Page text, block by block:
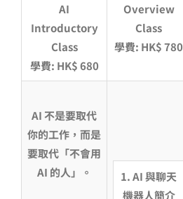
AI
Introductory
Class
學費: HK$ 680
Overview
Class
學費: HK$ 780
AI 不是要取代
你的工作，而是
要取代「不會用
AI 的人」。 1. AI與聊天
機器人簡介